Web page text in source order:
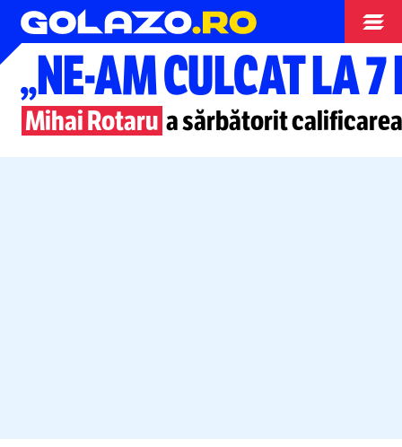
Superliga
„NE-AMCULCAT LA
Mihai Rotaru a sărbătorit